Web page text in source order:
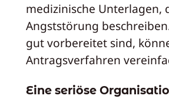
medizinische Unterlagen,
Angststörung
gut vorbereitet sind,
Antragsverfahren
Eine seriöse